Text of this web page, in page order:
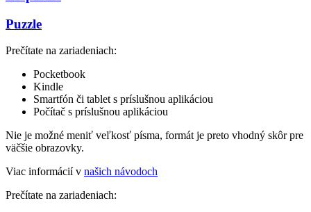
Puzzle
Prečítate na zariadeniach:
Pocketbook
Kindle
Smartfón či tablet s príslušnou aplikáciou
Počítač s príslušnou aplikáciou
Nie je možné meniť veľkosť písma, formát je preto vhodný skôr pre
väčšie obrazovky.
Viac informácií v našich návodoch
Prečítate na zariadeniach: